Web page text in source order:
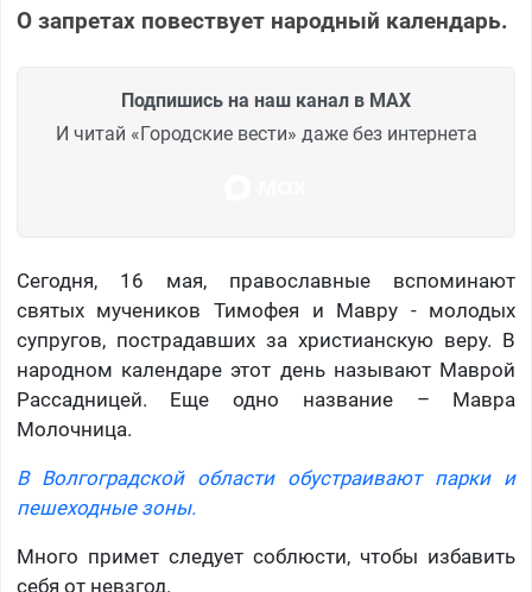
О запретах повествует народный календарь.
Подпишись на наш канал в MAX
И читай «Городские вести» даже без интернета
Сегодня, 16 мая, православные вспоминают
святых мучеников Тимофея и Мавру - молодых
супругов, пострадавших за христианскую веру. В
народном календаре этот день называют Маврой
Рассадницей. Еще одно название – Мавра
Молочница.
В Волгоградской области обустраивают парки и
пешеходные зоны.
Много примет следует соблюсти, чтобы избавить
себя от невзгод.